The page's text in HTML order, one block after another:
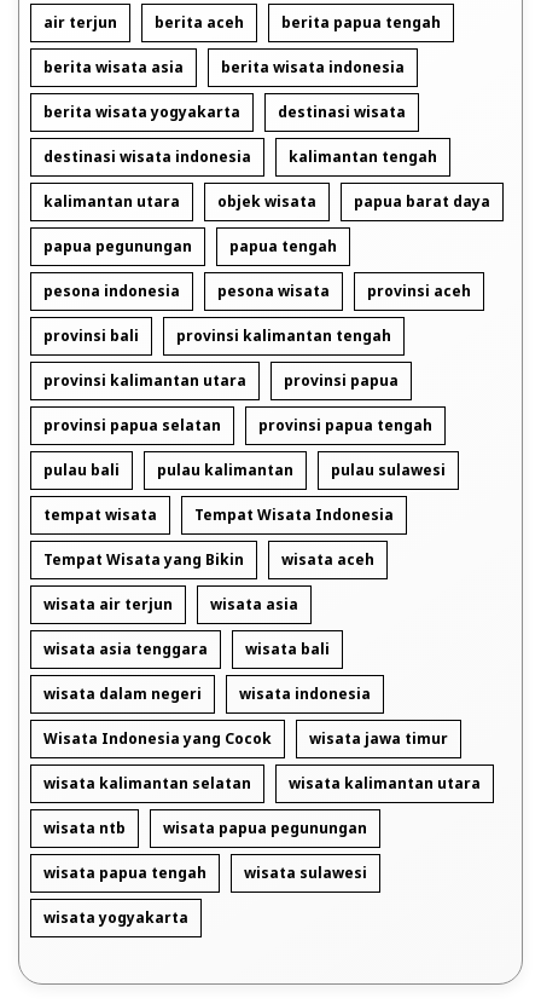
air terjun berita aceh berita papua tengah
berita wisata asia berita wisata indonesia
berita wisata yogyakarta destinasi wisata
destinasi wisata indonesia kalimantan tengah
kalimantan utara objek wisata papua barat daya
papua pegunungan papua tengah
pesona indonesia pesona wisata provinsi aceh
provinsi bali provinsi kalimantan tengah
provinsi kalimantan utara provinsi papua
provinsi papua selatan provinsi papua tengah
pulau bali pulau kalimantan pulau sulawesi
tempat wisata Tempat Wisata Indonesia
Tempat Wisata yang Bikin wisata aceh
wisata air terjun wisata asia
wisata asia tenggara wisata bali
wisata dalam negeri wisata indonesia
Wisata Indonesia yang Cocok wisata jawa timur
wisata kalimantan selatan wisata kalimantan utara
wisata ntb wisata papua pegunungan
wisata papua tengah wisata sulawesi
wisata yogyakarta